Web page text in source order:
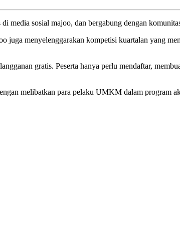
media sosial majoo, dan bergabung dengan
menyelenggarakan kompetisi kuartalan yang
gratis. Peserta hanya perlu mendaftar,
melibatkan para pelaku UMKM dalam program